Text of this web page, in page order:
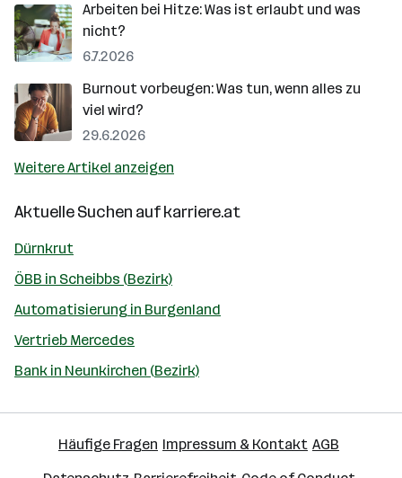
Arbeiten bei Hitze: Was ist erlaubt und was
nicht?
6.7.2026
Burnout vorbeugen: Was tun, wenn alles zu
viel wird?
29.6.2026
Weitere Artikel anzeigen
Aktuelle Suchen aufkarriere.at
Dürnkrut
ÖBB in Scheibbs (Bezirk)
Automatisierung in Burgenland
Vertrieb Mercedes
Bank in Neunkirchen (Bezirk)
Häufige Fragen Impressum & Kontakt AGB